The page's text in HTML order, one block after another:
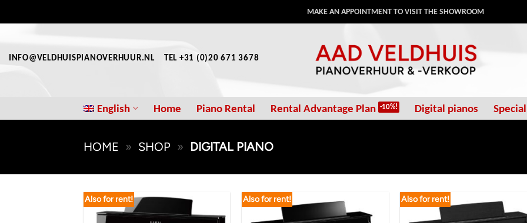
to
MAKE AN APPOINTMENT TO VISIT THE SHOWROOM
INFO@VELDHUISPIANOVERHUUR.NL TEL +31 (0)20 671 3678
English Home Piano Rental Rental Advantage Plan Digital pianos
HOME » SHOP » DIGITAL PIANO
Also for rent! Also for rent! Also for rent!